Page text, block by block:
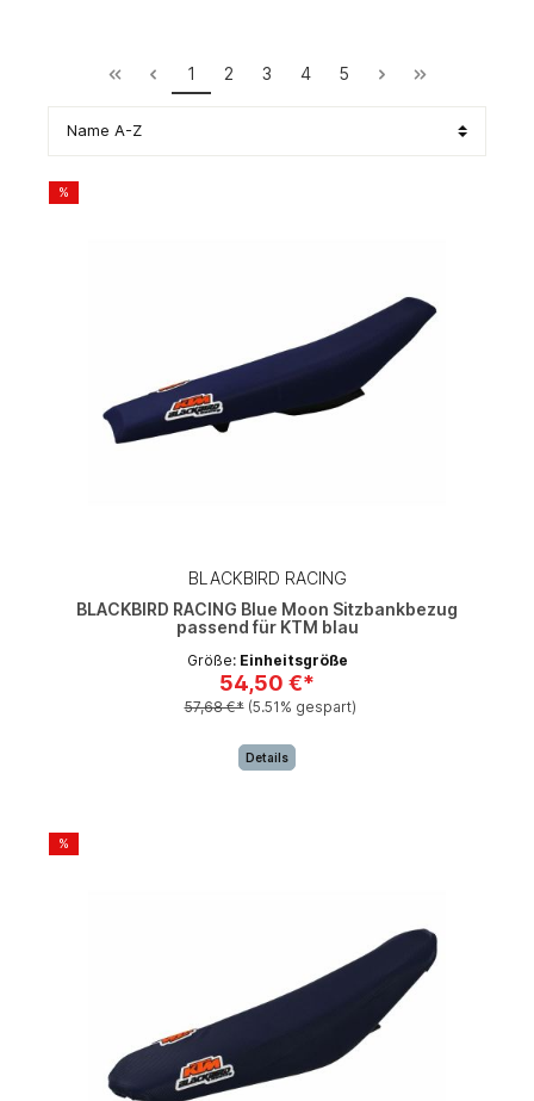
1 2 3 4 5
%
BLACKBIRD RACING
BLACKBIRD RACING Blue Moon Sitzbankbezug
passend für KTM blau
Größe: Einheitsgröße
54,50 €*
57,68 €* (5.51% gespart)
Details
%